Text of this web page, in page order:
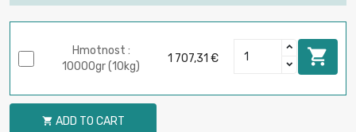
Hmotnost :
10000gr (10kg)
1 707,31 € 
 ADD TO CART